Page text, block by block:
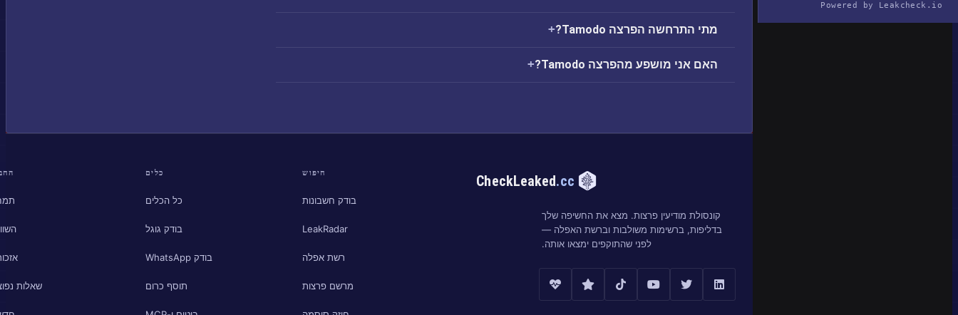
Powered by Leakcheck.io
מתי התרחשה הפרצה Tamodo?
האם אני מושפע מהפרצה Tamodo?
CheckLeaked.cc
קונסולת מודיעין פרצות. מצא את החשיפה שלך
בדליפות, ברשימות משולבות וברשת האפלה —
לפני שהתוקפים ימצאו אותה.
חיפוש
בודק חשבונות
LeakRadar
רשת אפלה
מרשם פרצות
כלים
כל הכלים
בודק גוגל
בודק WhatsApp
תוסף כרום שאלות